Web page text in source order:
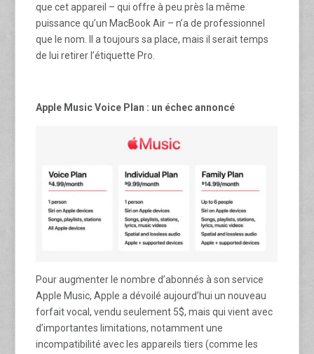
que cet appareil – qui offre à peu près la même
puissance qu’un MacBook Air – n’a de professionnel
que le nom. Il a toujours sa place, mais il serait temps
de lui retirer l’étiquette Pro.
Apple Music Voice Plan : un échec annoncé
Pour augmenter le nombre d’abonnés à son service
Apple Music, Apple a dévoilé aujourd’hui un nouveau
forfait vocal, vendu seulement 5$, mais qui vient avec
d’importantes limitations, notamment une
incompatibilité avec les appareils tiers (comme les